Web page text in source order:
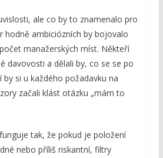
ale co by to znamenalo pro
hodně ambiciózních by bojovalo
manažerských míst. Někteří
davovosti a dělali by, co se se po
by si u každého požadavku na
začali klást otázku „mám to
tak, že pokud je položení
nebo příliš riskantní, filtry